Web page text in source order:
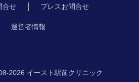
合せ プレスお問合せ
運営者情報
2026 イースト駅前クリニック